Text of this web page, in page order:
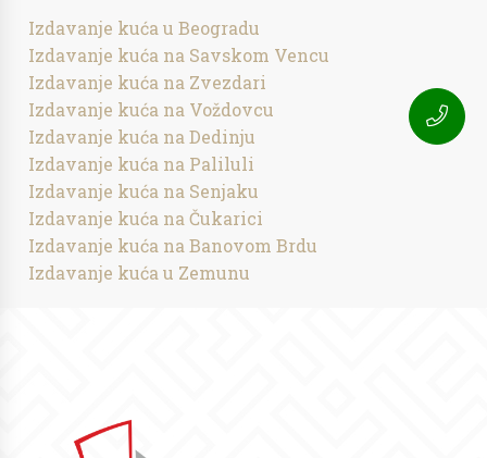
Izdavanje kuća u Beogradu
Izdavanje kuća na Savskom Vencu
Izdavanje kuća na Zvezdari
Izdavanje kuća na Voždovcu
Izdavanje kuća na Dedinju
Izdavanje kuća na Paliluli
Izdavanje kuća na Senjaku
Izdavanje kuća na Čukarici
Izdavanje kuća na Banovom Brdu
Izdavanje kuća u Zemunu